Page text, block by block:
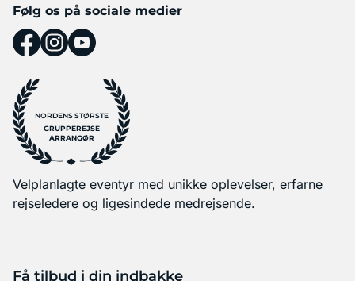
Følg os på sociale medier
NORDENS STØRSTE
GRUPPEREJSE
ARRANGØR
Velplanlagte eventyr med unikke oplevelser, erfarne
rejseledere og ligesindede medrejsende.
Få tilbud i din indbakke